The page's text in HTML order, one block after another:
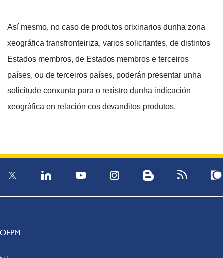
Así mesmo, no caso de produtos orixinarios dunha zona
xeográfica transfronteiriza, varios solicitantes, de distintos
Estados membros, de Estados membros e terceiros
países, ou de terceiros países, poderán presentar unha
solicitude conxunta para o rexistro dunha indicación
xeográfica en relación cos devanditos produtos.
OEPM